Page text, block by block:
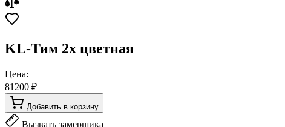
KL-Тим 2х цветная
Цена:
81200 ₽
Добавить в корзину
Вызвать замерщика